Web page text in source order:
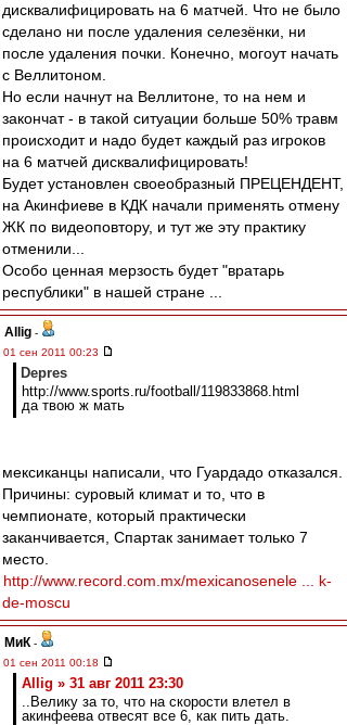
дисквалифицировать на 6 матчей. Что не было
сделано ни после удаления селезёнки, ни
после удаления почки. Конечно, могоут начать
с Веллитоном.
Но если начнут на Веллитоне, то на нем и
закончат - в такой ситуации больше 50% травм
происходит и надо будет каждый раз игроков
на 6 матчей дисквалифицировать!
Будет установлен своеобразный ПРЕЦЕНДЕНТ,
на Акинфиеве в КДК начали применять отмену
ЖК по видеоповтору, и тут же эту практику
отменили...
Особо ценная мерзость будет "вратарь
республики" в нашей стране ...
Allig -
01 сен 2011 00:23
Depres
http://www.sports.ru/football/119833868.html
да твою ж мать
мексиканцы написали, что Гуардадо отказался.
Причины: суровый климат и то, что в
чемпионате, который практически
заканчивается, Спартак занимает только 7
место.
http://www.record.com.mx/mexicanosenele ... k-
de-moscu
МиК -
01 сен 2011 00:18
Allig » 31 авг 2011 23:30
..Велику за то, что на скорости влетел в
акинфеева отвесят все 6, как пить дать.